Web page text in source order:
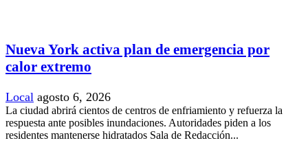
Nueva York activa plan de emergencia por
calor extremo
Local agosto 6, 2026
La ciudad abrirá cientos de centros de enfriamiento y refuerza la
respuesta ante posibles inundaciones. Autoridades piden a los
residentes mantenerse hidratados Sala de Redacción...